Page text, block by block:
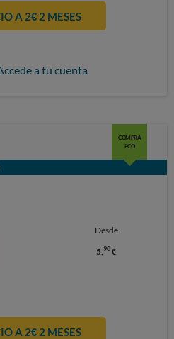
A 2€ 2 MESES
a tu cuenta
COMPRA
ECO
Desde
5,90 €
A 2€ 2 MESES